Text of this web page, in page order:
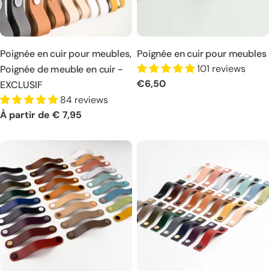
Poignée en cuir pour meubles,
Poignée de meuble en cuir -
EXCLUSIF
84 reviews
Prix
À partir de € 7,95
Poignée en cuir pour meubles
101 reviews
Prix
€6,50